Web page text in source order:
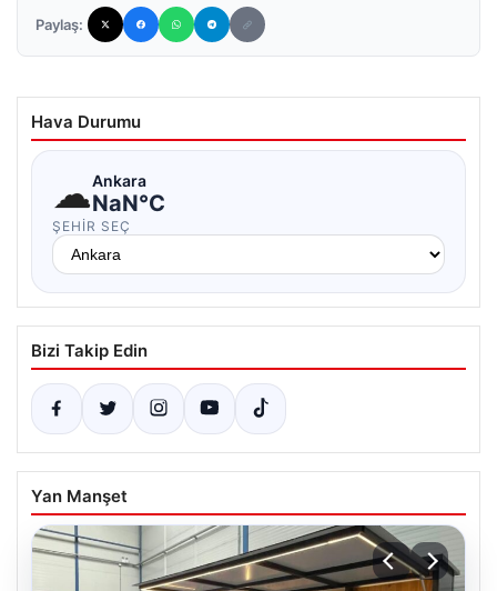
Paylaş:
Hava Durumu
☁Ankara
NaN°C
ŞEHIR SEÇ
Bizi Takip Edin
Yan Manşet